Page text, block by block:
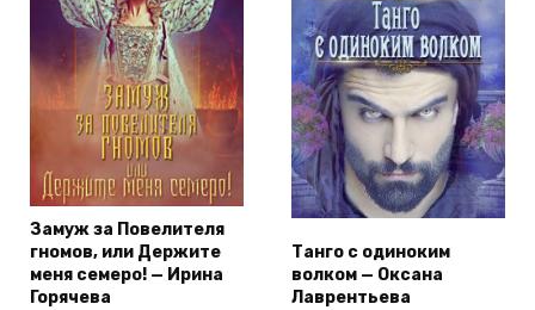
Замуж за Повелителя
гномов, или Держите
меня семеро! — Ирина
Горячева
Танго с одиноким
волком — Оксана
Лаврентьева